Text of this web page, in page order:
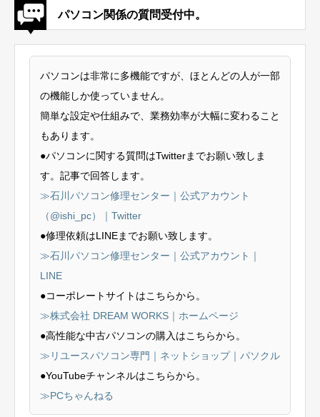
パソコン関係の質問受付中。
パソコンは非常に多機能ですが、ほとんどの人が一部
の機能しか使っていません。
簡単な設定や仕組みで、業務効率が大幅に変わること
もあります。
●パソコンに関する質問はTwitterまでお願い致しま
す。記事で回答します。
≫石川パソコン修理センター｜公式アカウント
（@ishi_pc）｜Twitter
●修理依頼はLINEまでお願い致します。
≫石川パソコン修理センター｜公式アカウント｜
LINE
●コーポレートサイトはこちらから。
≫株式会社 DREAM WORKS｜ホームページ
●高性能な中古パソコンの購入はこちらから。
≫リユースパソコン専門｜ネットショップ｜パソクル
●YouTubeチャンネルはこちらから。
≫PCちゃんねる